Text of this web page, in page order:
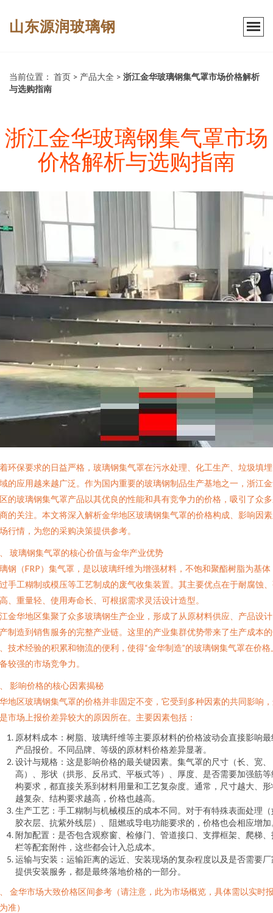
山东源润玻璃钢
当前位置： 首页 > 产品大全 > 浙江金华玻璃钢集气罩市场价格解析
与选购指南
浙江金华玻璃钢集气罩市场
价格解析与选购指南
环保要求的日益严格，玻璃钢集气罩在污水处理、化工生产、垃圾填
的应用越来越广泛。作为国内重要的玻璃钢制品生产基地之一，浙江
的玻璃钢集气罩产品以其优良的性能和具有竞争力的价格，吸引了众
的关注。本文将深入解析金华地区玻璃钢集气罩的价格构成、影响因
行情，为您的采购决策提供参考。
玻璃钢集气罩的核心价值与金华产业优势
钢（FRP）集气罩，是以玻璃纤维为增强材料，不饱和聚酯树脂为基体
手工糊制或模压等工艺制成的废气收集装置。其主要优点在于耐腐蚀
、重量轻、使用寿命长、可根据需求灵活设计造型。
金华地区集聚了众多玻璃钢生产企业，形成了从原材料供应、产品设
制造到销售服务的完整产业链。这里的产业集群优势带来了生产成本
技术经验的积累和物流的便利，使得“金华制造”的玻璃钢集气罩在价格
较强的市场竞争力。
影响价格的核心因素揭秘
地区玻璃钢集气罩的价格并非固定不变，它受到多种因素的共同影响
市场上报价差异较大的原因所在。主要因素包括：
原材料成本：树脂、玻璃纤维等主要原材料的价格波动会直接影响最
产品报价。不同品牌、等级的原材料价格差异显著。
设计与规格：这是影响价格的最关键因素。集气罩的尺寸（长、宽、
高）、形状（拱形、反吊式、平板式等）、厚度、是否需要加强筋等
构要求，都直接关系到材料用量和工艺复杂度。通常，尺寸越大、形
越复杂、结构要求越高，价格也越高。
生产工艺：手工糊制与机械模压的成本不同。对于有特殊表面处理（
胶衣层、抗紫外线层）、阻燃或导电功能要求的，价格也会相应增加
附加配置：是否包含观察窗、检修门、管道接口、支撑框架、爬梯、
栏等配套附件，这些都会计入总成本。
运输与安装：运输距离的远近、安装现场的复杂程度以及是否需要厂
提供安装服务，都是最终落地价格的一部分。
金华市场大致价格区间参考（请注意，此为市场概览，具体需以实时
准）